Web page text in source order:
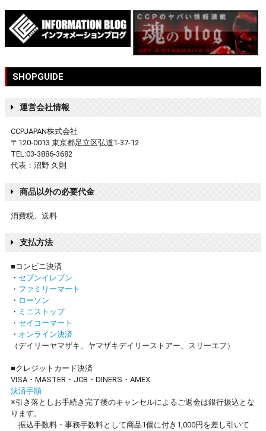
SHOPGUIDE
運営会社情報
CCPJAPAN株式会社
〒120-0013 東京都足立区弘道1-37-12
TEL:03-3886-3682
代表：沼野 久則
商品以外の必要代金
消費税、送料
支払方法
■コンビニ決済
・ セブンイレブン
・ ファミリーマート
・ ローソン
・ ミニストップ
・ セイコーマート
・ オンライン決済
（デイリーヤマザキ、ヤマザキデイリーストアー、スリーエフ）
■クレジットカード決済
VISA・MASTER・JCB・DINERS・AMEX
決済手順
※引き落としお手続き完了後のキャンセルによるご返金は銀行振込とな
ります。
振込手数料・事務手数料として商品1個に付き1,000円を差し引いて